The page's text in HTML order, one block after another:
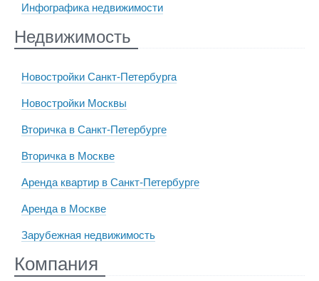
Инфографика недвижимости
Недвижимость
Новостройки Санкт-Петербурга
Новостройки Москвы
Вторичка в Санкт-Петербурге
Вторичка в Москве
Аренда квартир в Санкт-Петербурге
Аренда в Москве
Зарубежная недвижимость
Компания